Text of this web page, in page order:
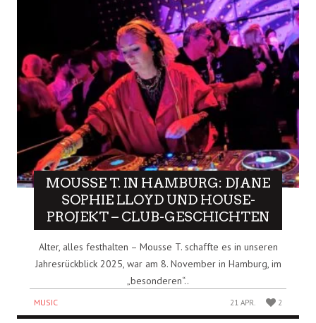
MOUSSE T. IN HAMBURG: DJANE
SOPHIE LLOYD UND HOUSE-
PROJEKT – CLUB-GESCHICHTEN
Alter, alles festhalten – Mousse T. schaffte es in unseren
Jahresrückblick 2025, war am 8. November in Hamburg, im
„besonderen“..
MUSIC 21 APR. 2